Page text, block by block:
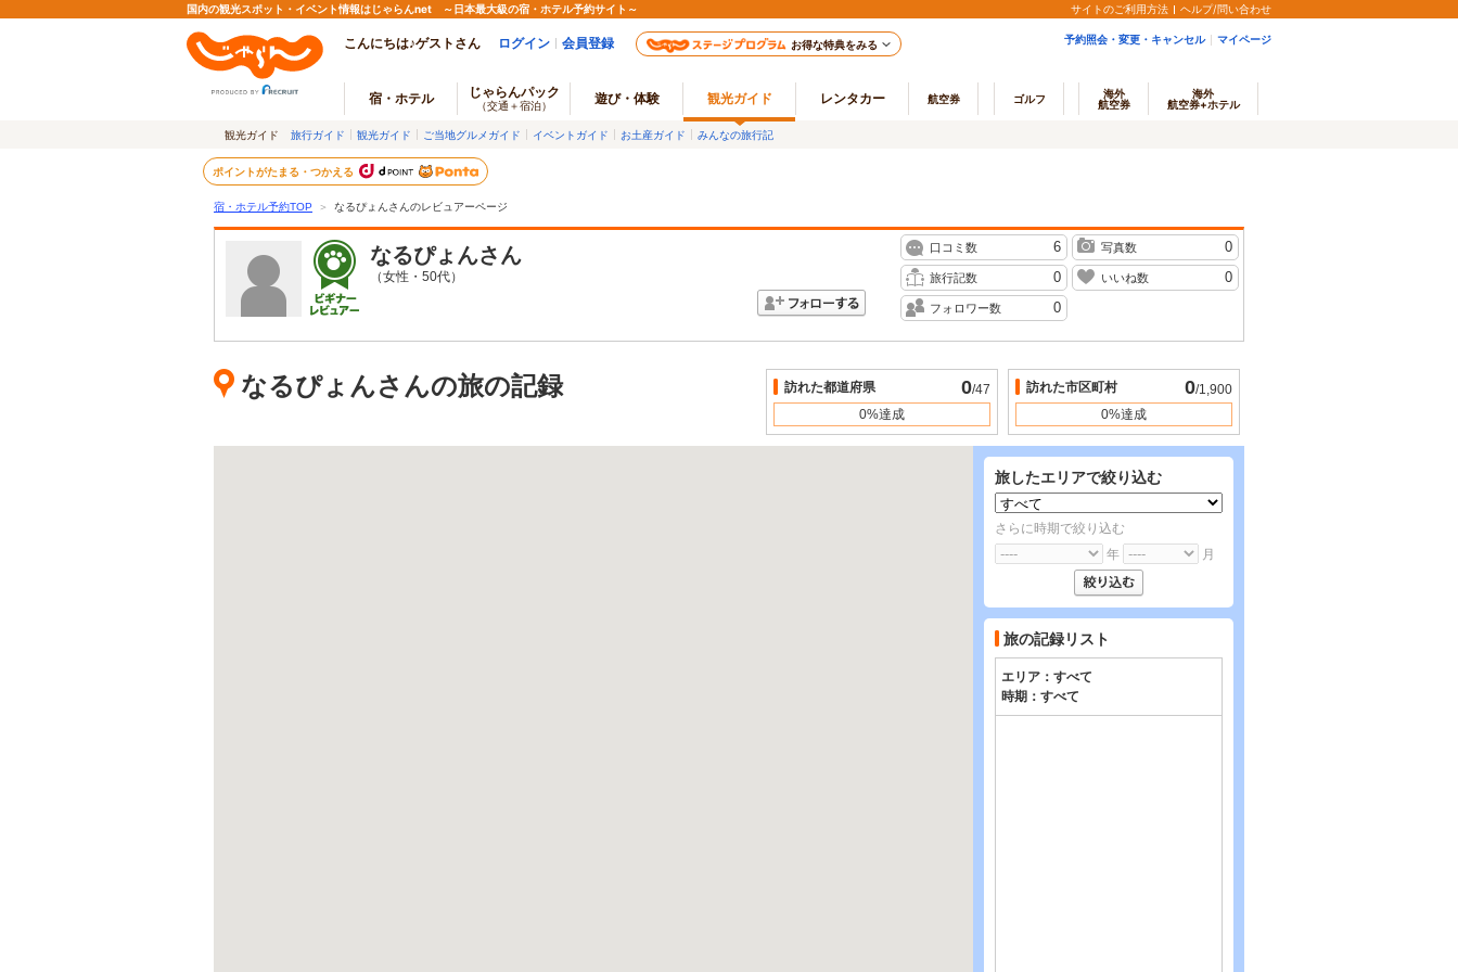
国内の観光スポット・イベント情報はじゃらんnet ～日本最大級の宿・ホテル予約サイト～ サイトのご利用方法 ヘルプ/問い合わせ
こんにちは♪ゲストさん ログイン 会員登録 お得な特典をみる 予約照会・変更・キャンセル マイページ
宿・ホテル じゃらんパック
（交通＋宿泊） 遊び・体験 観光ガイド レンタカー 航空券 ゴルフ
海外
航空券
海外
航空券+ホテル
観光ガイド 旅行ガイド 観光ガイド ご当地グルメガイド イベントガイド お土産ガイド みんなの旅行記
ポイントがたまる・つかえる
宿・ホテル予約TOP ＞ なるぴょんさんのレビュアーページ
なるぴょんさん
（女性・50代）
口コミ数 6 写真数 0
旅行記数 0 いいね数 0
フォロワー数 0
なるぴょんさんの旅の記録 訪れた都道府県 0/47
0%達成
訪れた市区町村 0/1,900
0%達成
旅したエリアで絞り込む
さらに時期で絞り込む
年
月
旅の記録リスト
エリア： すべて
時期： すべて